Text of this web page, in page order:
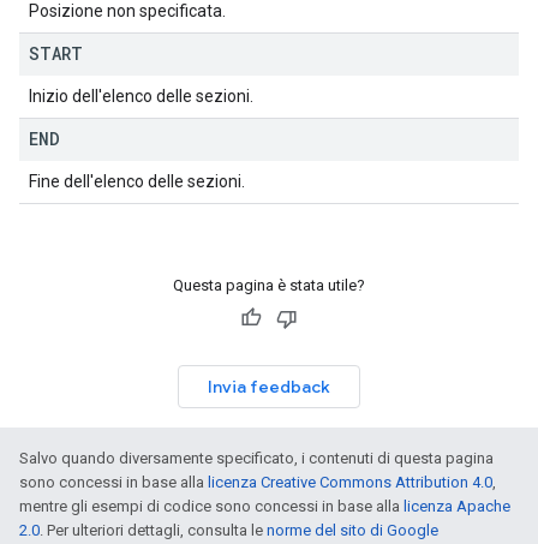
Posizione non specificata.
START
Inizio dell'elenco delle sezioni.
END
Fine dell'elenco delle sezioni.
Questa pagina è stata utile?
Invia feedback
Salvo quando diversamente specificato, i contenuti di questa pagina
sono concessi in base alla licenza Creative Commons Attribution 4.0,
mentre gli esempi di codice sono concessi in base alla licenza Apache
2.0. Per ulteriori dettagli, consulta le norme del sito di Google